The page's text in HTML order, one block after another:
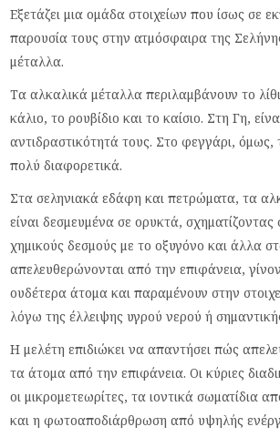
Εξετάζει μια ομάδα στοιχείων που ίσως σε
παρουσία τους στην ατμόσφαιρα της
μέταλλα.
Τα αλκαλικά μέταλλα περιλαμβάνουν το
κάλιο, το ρουβίδιο και το καίσιο. Στη Γη,
αντιδραστικότητά τους. Στο φεγγάρι, όμως,
πολύ διαφορετικά.
Στα σεληνιακά εδάφη και πετρώματα, τα
είναι δεσμευμένα σε ορυκτά, σχηματίζοντας
χημικούς δεσμούς με το οξυγόνο και άλλα
απελευθερώνονται από την επιφάνεια,
ουδέτερα άτομα και παραμένουν στην
λόγω της έλλειψης υγρού νερού ή
Η μελέτη επιδιώκει να απαντήσει πώς
τα άτομα από την επιφάνεια. Οι κύριες
οι μικρομετεωρίτες, τα ιοντικά σωματίδια
και η φωτοαποδιάρθρωση από υψηλής